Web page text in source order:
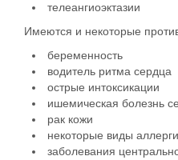
телеангиоэктазии
Имеются и некоторые
беременность
водитель ритма сердца
острые интоксикации
ишемическая болезнь
рак кожи
некоторые виды
заболевания